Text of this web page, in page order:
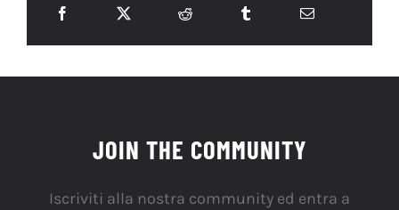
JOIN THE COMMUNITY
Iscriviti alla nostra community ed entra a